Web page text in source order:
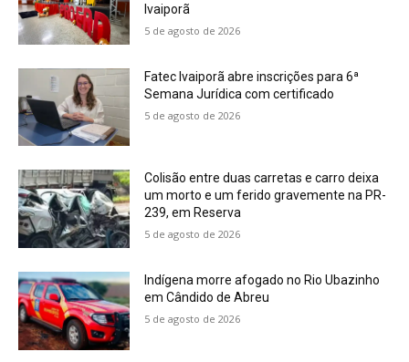
Ivaiporã
5 de agosto de 2026
Fatec Ivaiporã abre inscrições para 6ª
Semana Jurídica com certificado
5 de agosto de 2026
Colisão entre duas carretas e carro deixa
um morto e um ferido gravemente na PR-
239, em Reserva
5 de agosto de 2026
Indígena morre afogado no Rio Ubazinho
em Cândido de Abreu
5 de agosto de 2026